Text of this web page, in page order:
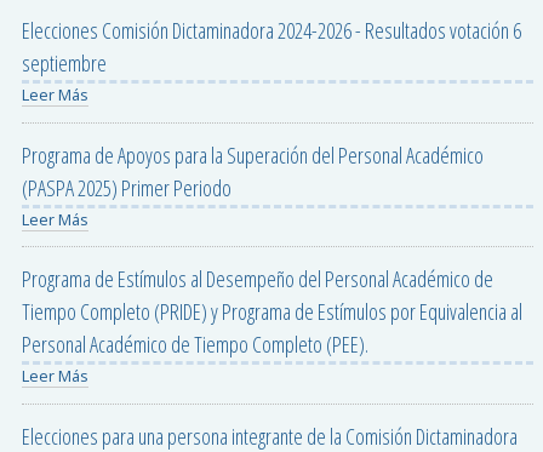
Elecciones Comisión Dictaminadora 2024-2026 - Resultados votación 6
septiembre
Leer Más
Programa de Apoyos para la Superación del Personal Académico
(PASPA 2025) Primer Periodo
Leer Más
Programa de Estímulos al Desempeño del Personal Académico de
Tiempo Completo (PRIDE) y Programa de Estímulos por Equivalencia al
Personal Académico de Tiempo Completo (PEE).
Leer Más
Elecciones para una persona integrante de la Comisión Dictaminadora